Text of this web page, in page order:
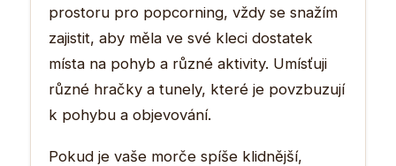
prostoru pro popcorning, vždy se snažím
zajistit, aby měla ve své kleci dostatek
místa na pohyb a různé aktivity. Umísťuji
různé hračky a tunely, které je povzbuzují
k pohybu a objevování.
Pokud je vaše morče spíše klidnější,